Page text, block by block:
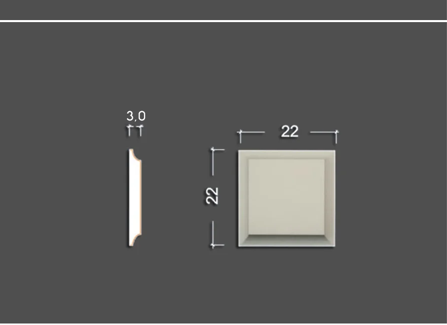
Takođe, ovi materijali su često ekonomičniji u odnosu na druge opcije, nudeći pristupačan način za unapređenje izgleda zgrade.